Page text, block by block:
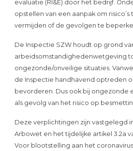
evaluatie (RI&E) door het bedrijf.
opstellen van een aanpak om risico’s
vermijden of de gevolgen te
De Inspectie SZW houdt op grond
arbeidsomstandighedenwetgeving
ongezonde/onveilige situaties.
de Inspectie handhavend optreden
bevorderen. Dus ook bij ongezonde
als gevolg van het risico op
Deze verplichtingen zijn vastgelegd
Arbowet en het tijdelijke artikel 3.2a
Voor blootstelling aan het